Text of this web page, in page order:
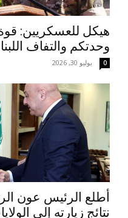
هيكل للعسكريين:
وحدتكم والتفاف
يوليو 30, 2026 0
‏أطلع الرئيس عون
نتائج زيارته إلى